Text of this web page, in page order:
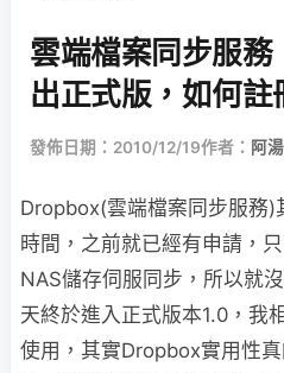
雲端檔案同步服
出正式版，如何
發佈日期：2010/12/19作者： 阿湯
Dropbox(雲端檔案同步服務)
時間，之前就已經有申請，
NAS儲存伺服同步，所以就
天終於進入正式版本1.0，我
使用，其實Dropbox實用性